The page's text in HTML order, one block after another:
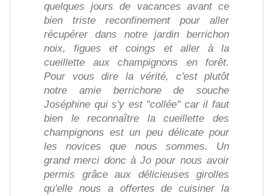
quelques jours de vacances avant ce
bien triste reconfinement pour aller
récupérer dans notre jardin berrichon
noix, figues et coings et aller à la
cueillette aux champignons en forêt.
Pour vous dire la vérité, c'est plutôt
notre amie berrichone de souche
Joséphine qui s'y est "collée" car il faut
bien le reconnaître la cueillette des
champignons est un peu délicate pour
les novices que nous sommes. Un
grand merci donc à Jo pour nous avoir
permis grâce aux délicieuses girolles
qu'elle nous a offertes de cuisiner la